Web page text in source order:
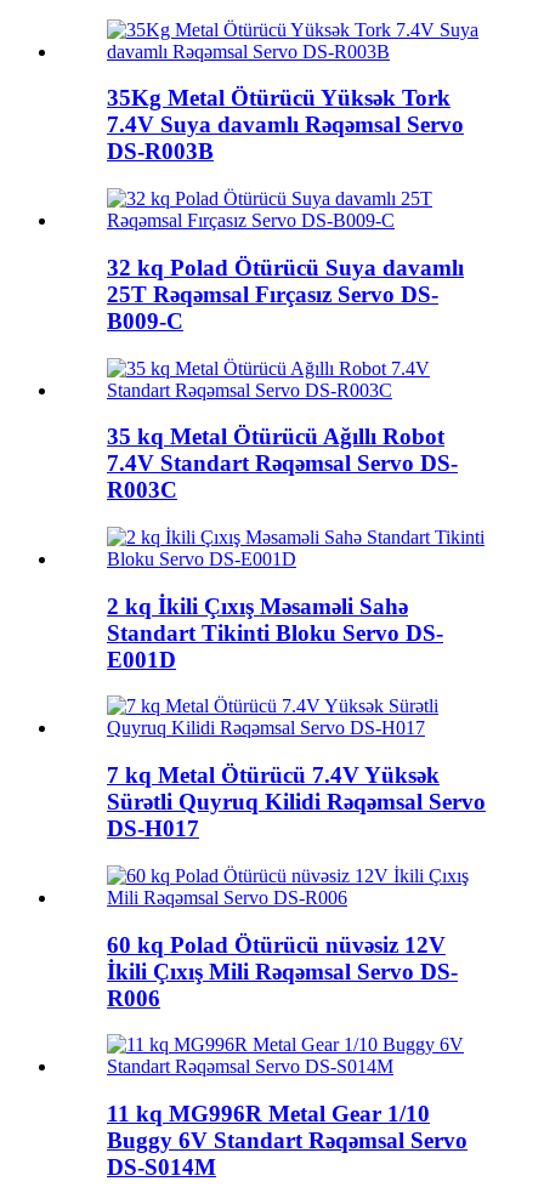
35Kg Metal Ötürücü Yüksək Tork
7.4V Suya davamlı Rəqəmsal Servo
DS-R003B
32 kq Polad Ötürücü Suya davamlı
25T Rəqəmsal Fırçasız Servo DS-
B009-C
35 kq Metal Ötürücü Ağıllı Robot
7.4V Standart Rəqəmsal Servo DS-
R003C
2 kq İkili Çıxış Məsaməli Sahə
Standart Tikinti Bloku Servo DS-
E001D
7 kq Metal Ötürücü 7.4V Yüksək
Sürətli Quyruq Kilidi Rəqəmsal Servo
DS-H017
60 kq Polad Ötürücü nüvəsiz 12V
İkili Çıxış Mili Rəqəmsal Servo DS-
R006
11 kq MG996R Metal Gear 1/10
Buggy 6V Standart Rəqəmsal Servo
DS-S014M